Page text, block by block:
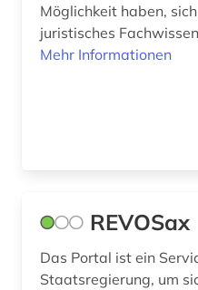
gesetzestexte (2)
gesetzgebung (3)
gmbh-recht (1)
Möglichkeit haben,
juristisches
Mehr Informationen
REVOSax
Das Portal ist ein
Staatsregierung, um